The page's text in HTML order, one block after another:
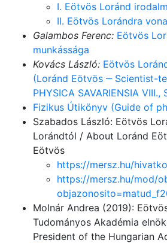
I. Eötvös Loránd
II. Eötvös Lorándra
Galambos Ferenc: Eötvös
munkássága
Kovács László: Eötvös
(Loránd Eötvös ‒ Scientist-
PHYSICA SAVARIENSIA
Fizikus Útikönyv (Guide of
Szabados László: Eötvös
Lorándtól / About Loránd
Eötvös
https://mersz.hu/
https://mersz.hu/mod/
Molnár Andrea (2019):
Tudományos Akadémia
President of the Hungarian